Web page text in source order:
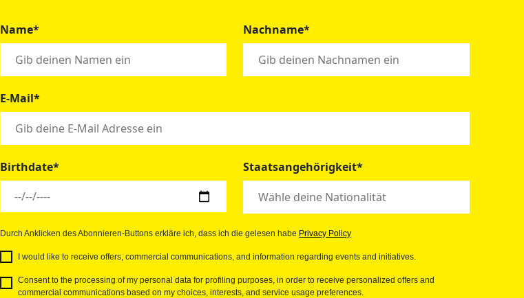
Name* Nachname*
E-Mail*
Birthdate* Staatsangehörigkeit*
Durch Anklicken des Abonnieren-Buttons erkläre ich, dass ich die gelesen habe Privacy Policy
I would like to receive offers, commercial communications, and information regarding events and initiatives.
Consent to the processing of my personal data for profiling purposes, in order to receive personalized offers and
commercial communications based on my choices, interests, and service usage preferences.